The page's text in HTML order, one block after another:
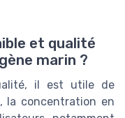
et qualité
marin ?
il est utile de
la concentration en